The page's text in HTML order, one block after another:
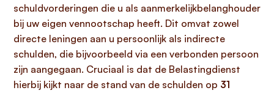
schuldvorderingen die u als aanmerkelijkbelanghouder
bij uw eigen vennootschap heeft. Dit omvat zowel
directe leningen aan u persoonlijk als indirecte
schulden, die bijvoorbeeld via een verbonden persoon
zijn aangegaan. Cruciaal is dat de Belastingdienst
hierbij kijkt naar de stand van de schulden op 31